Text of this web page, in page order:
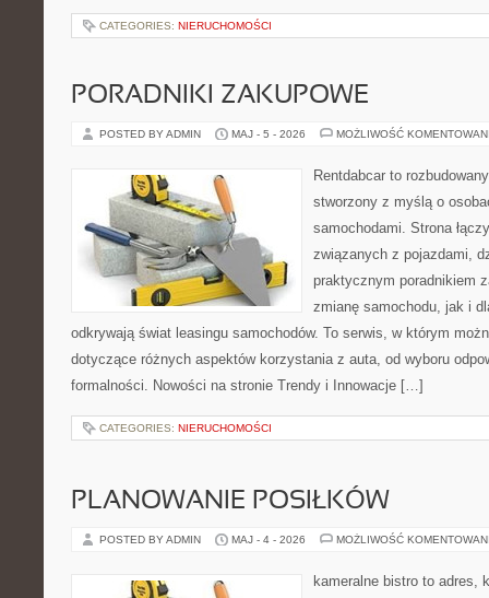
CATEGORIES: NIERUCHOMOŚCI
PORADNIKI ZAKUPOWE
POSTED BY ADMIN MAJ - 5 - 2026 MOŻLIWOŚĆ
Rentdabcar to
stworzony z myślą o
samochodami. Strona
związanych z pojazdami,
praktycznym poradnikiem
zmianę samochodu, jak i
odkrywają świat leasingu samochodów. To serwis, w którym
dotyczące różnych aspektów korzystania z auta, od wyboru
formalności. Nowości na stronie Trendy i Innowacje […]
CATEGORIES: NIERUCHOMOŚCI
PLANOWANIE POSIŁKÓW
POSTED BY ADMIN MAJ - 4 - 2026 MOŻLIWOŚĆ
kameralne bistro to adres,